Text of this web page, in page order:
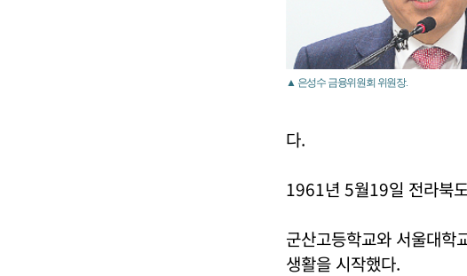
▲ 은성수 금융위원회 위원장.
다.
1961년 5월19일 전라북
군산고등학교와 서울대학
생활을 시작했다.